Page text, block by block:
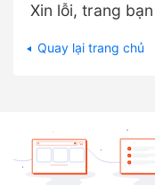
Xin lỗi, trang
Quay lại trang chủ